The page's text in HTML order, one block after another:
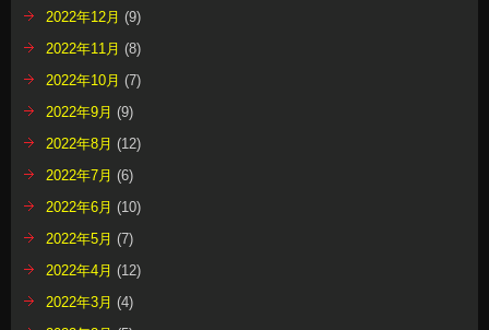
2022年12月 (9)
2022年11月 (8)
2022年10月 (7)
2022年9月 (9)
2022年8月 (12)
2022年7月 (6)
2022年6月 (10)
2022年5月 (7)
2022年4月 (12)
2022年3月 (4)